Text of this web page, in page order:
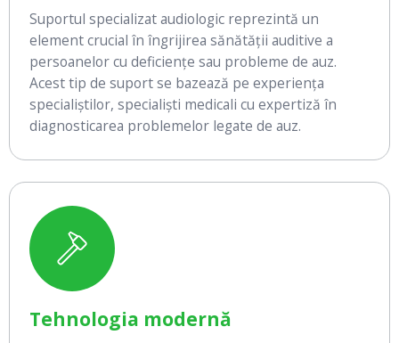
Suportul specializat audiologic reprezintă un
element crucial în îngrijirea sănătății auditive a
persoanelor cu deficiențe sau probleme de auz.
Acest tip de suport se bazează pe experiența
specialiștilor, specialiști medicali cu expertiză în
diagnosticarea problemelor legate de auz.
Tehnologia modernă